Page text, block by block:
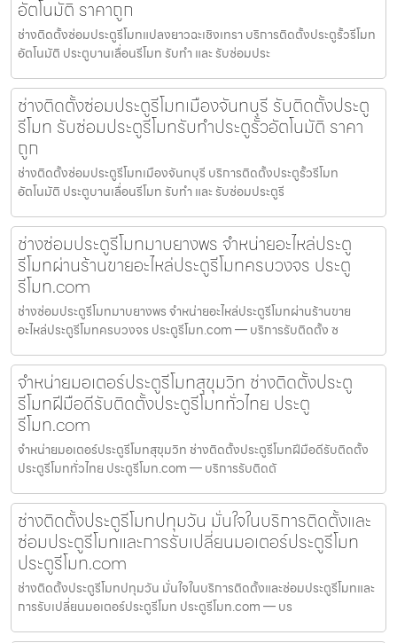
อัตโนมัติ ราคาถูก
ช่างติดตั้งซ่อมประตูรีโมทแปลงยาวฉะเชิงเทรา บริการติดตั้งประตูรั้วรีโมท
อัตโนมัติ ประตูบานเลื่อนรีโมท รับทำ และ รับซ่อมประ
ช่างติดตั้งซ่อมประตูรีโมทเมืองจันทบุรี รับติดตั้งประตู
รีโมท รับซ่อมประตูรีโมทรับทำประตูรั้วอัตโนมัติ ราคา
ถูก
ช่างติดตั้งซ่อมประตูรีโมทเมืองจันทบุรี บริการติดตั้งประตูรั้วรีโมท
อัตโนมัติ ประตูบานเลื่อนรีโมท รับทำ และ รับซ่อมประตูรี
ช่างซ่อมประตูรีโมทมาบยางพร จำหน่ายอะไหล่ประตู
รีโมทผ่านร้านขายอะไหล่ประตูรีโมทครบวงจร ประตู
รีโมท.com
ช่างซ่อมประตูรีโมทมาบยางพร จำหน่ายอะไหล่ประตูรีโมทผ่านร้านขาย
อะไหล่ประตูรีโมทครบวงจร ประตูรีโมท.com — บริการรับติดตั้ง ซ
จำหน่ายมอเตอร์ประตูรีโมทสุขุมวิท ช่างติดตั้งประตู
รีโมทฝีมือดีรับติดตั้งประตูรีโมททั่วไทย ประตู
รีโมท.com
จำหน่ายมอเตอร์ประตูรีโมทสุขุมวิท ช่างติดตั้งประตูรีโมทฝีมือดีรับติดตั้ง
ประตูรีโมททั่วไทย ประตูรีโมท.com — บริการรับติดตั
ช่างติดตั้งประตูรีโมทปทุมวัน มั่นใจในบริการติดตั้งและ
ซ่อมประตูรีโมทและการรับเปลี่ยนมอเตอร์ประตูรีโมท
ประตูรีโมท.com
ช่างติดตั้งประตูรีโมทปทุมวัน มั่นใจในบริการติดตั้งและซ่อมประตูรีโมทและ
การรับเปลี่ยนมอเตอร์ประตูรีโมท ประตูรีโมท.com — บร